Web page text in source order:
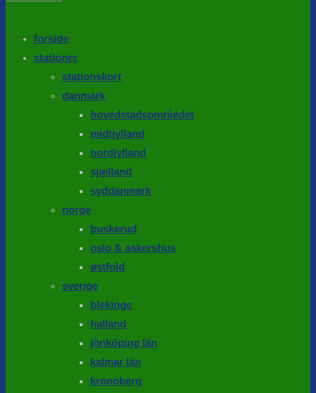
forside
stationer
stationskort
danmark
hovedstadsområedet
midtjylland
nordjylland
sjælland
syddanmark
norge
buskerud
oslo & askershus
østfold
sverige
blekinge
halland
jönköping län
kalmar län
kronoberg